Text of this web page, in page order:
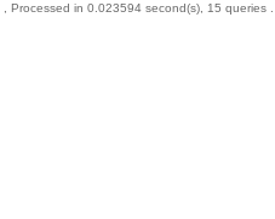
, Processed in 0.023594 second(s), 15 queries .